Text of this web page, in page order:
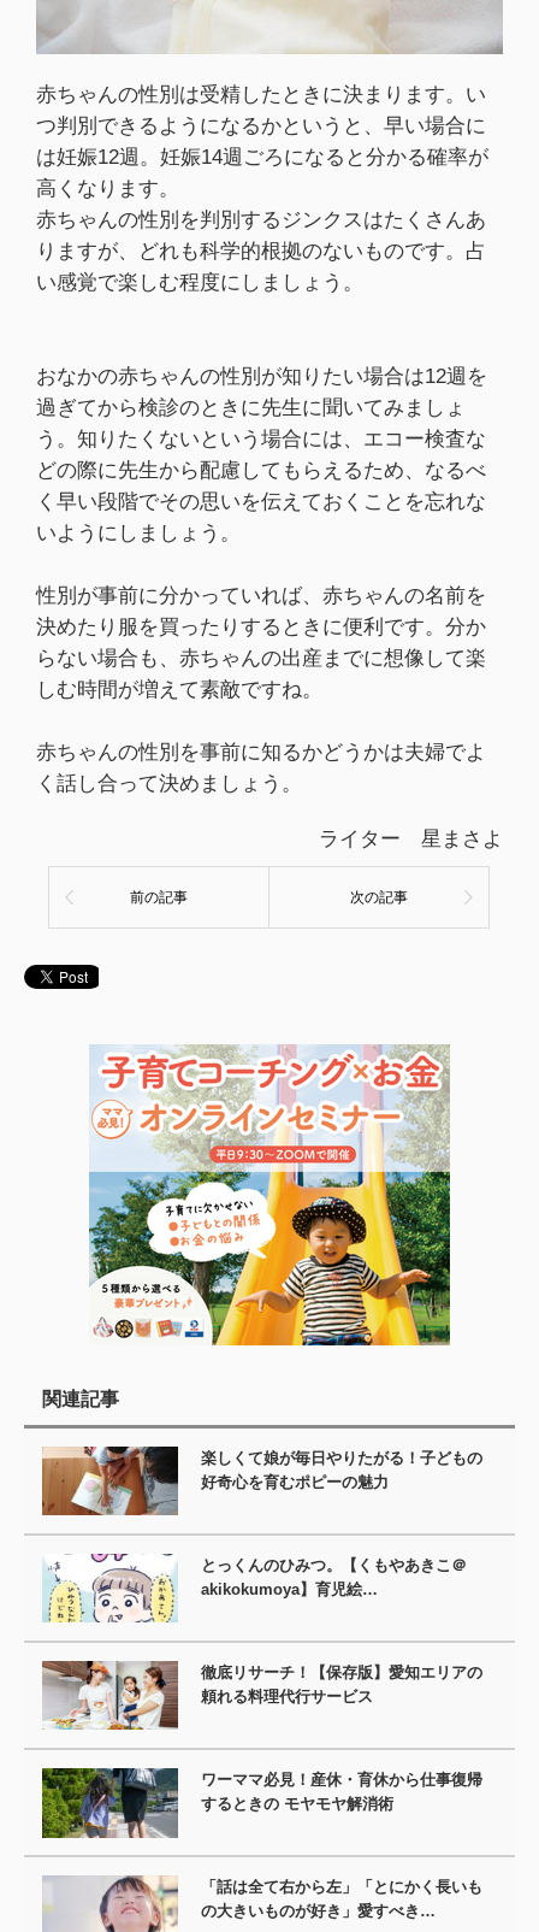
赤ちゃんの性別は受精したときに決まります。い
つ判別できるようになるかというと、早い場合に
は妊娠12週。妊娠14週ごろになると分かる確率が
高くなります。
赤ちゃんの性別を判別するジンクスはたくさんあ
りますが、どれも科学的根拠のないものです。占
い感覚で楽しむ程度にしましょう。
おなかの赤ちゃんの性別が知りたい場合は12週を
過ぎてから検診のときに先生に聞いてみましょ
う。知りたくないという場合には、エコー検査な
どの際に先生から配慮してもらえるため、なるべ
く早い段階でその思いを伝えておくことを忘れな
いようにしましょう。
性別が事前に分かっていれば、赤ちゃんの名前を
決めたり服を買ったりするときに便利です。分か
らない場合も、赤ちゃんの出産までに想像して楽
しむ時間が増えて素敵ですね。
赤ちゃんの性別を事前に知るかどうかは夫婦でよ
く話し合って決めましょう。
ライター 星まさよ
前の記事 次の記事
関連記事
楽しくて娘が毎日やりたがる！子どもの
好奇心を育むポピーの魅力
とっくんのひみつ。【くもやあきこ＠
akikokumoya】育児絵…
徹底リサーチ！【保存版】愛知エリアの
頼れる料理代行サービス
ワーママ必見！産休・育休から仕事復帰
するときの モヤモヤ解消術
「話は全て右から左」「とにかく長いも
の大きいものが好き」愛すべき…